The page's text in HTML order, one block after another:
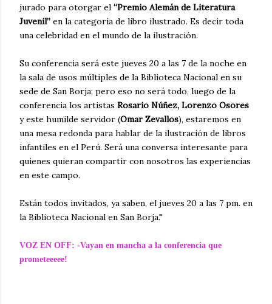
jurado para otorgar el “Premio Alemán de Literatura
Juvenil” en la categoría de libro ilustrado. Es decir toda
una celebridad en el mundo de la ilustración.
Su conferencia será este jueves 20 a las 7 de la noche en
la sala de usos múltiples de la Biblioteca Nacional en su
sede de San Borja; pero eso no será todo, luego de la
conferencia los artistas Rosario Núñez, Lorenzo Osores
y este humilde servidor (Omar Zevallos), estaremos en
una mesa redonda para hablar de la ilustración de libros
infantiles en el Perú. Será una conversa interesante para
quienes quieran compartir con nosotros las experiencias
en este campo.
Están todos invitados, ya saben, el jueves 20 a las 7 pm. en
la Biblioteca Nacional en San Borja."
VOZ EN OFF: -Vayan en mancha a la conferencia que
prometeeeee!